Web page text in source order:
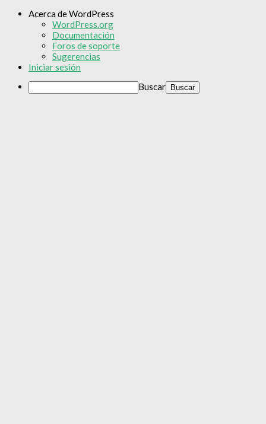
Acerca de WordPress
WordPress.org
Documentación
Foros de soporte
Sugerencias
Iniciar sesión
Buscar